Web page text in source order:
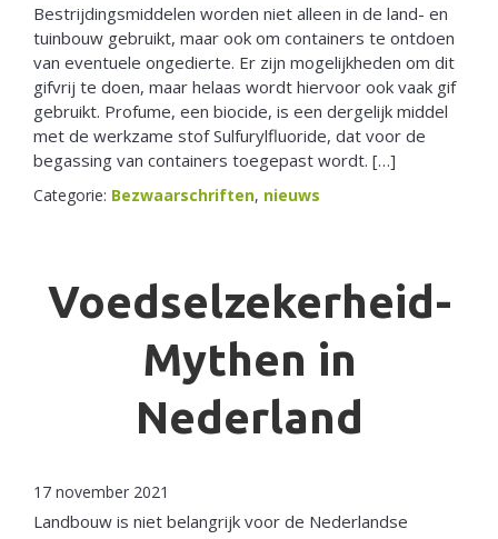
Bestrijdingsmiddelen worden niet alleen in de land- en
tuinbouw gebruikt, maar ook om containers te ontdoen
van eventuele ongedierte. Er zijn mogelijkheden om dit
gifvrij te doen, maar helaas wordt hiervoor ook vaak gif
gebruikt. Profume, een biocide, is een dergelijk middel
met de werkzame stof Sulfurylfluoride, dat voor de
begassing van containers toegepast wordt. […]
Categorie: Bezwaarschriften, nieuws
Voedselzekerheid-
Mythen in
Nederland
17 november 2021
Landbouw is niet belangrijk voor de Nederlandse